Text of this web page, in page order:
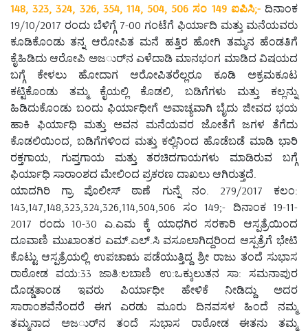
148, 323, 324, 326, 354, 114, 504, 506 ಸಂ 149 ಐಪಿಸಿ;- ದಿನಾಂಕ
19/10/2017 ರಂದು ಬೆಳಿಗ್ಗೆ 7-00 ಗಂಟೆಗೆ ಫಿರ್ಯಾದಿ ಮತ್ತು ಮನೆಯವರು
ಕೂಡಿಕೊಂಡು ತನ್ನ ಆರೋಪಿತ ಮನೆ ಹತ್ತಿರ ಹೋಗಿ ತಮ್ಮನ ಹೆಂಡತಿಗೆ
ಕೈಹಿಡಿದು ಆರೋಪಿ ಅಜರ್ುನ ಎಳೆದಾಡಿ ಮಾನಭಂಗ ಮಾಡಿದ ವಿಷಯದ
ಬಗ್ಗೆ ಕೇಳಲು ಹೋದಾಗ ಆರೋಪಿತರೆಲ್ಲರೂ ಕೂಡಿ ಅಕ್ರಮಕೂಟ
ಕಟ್ಟಿಕೊಂಡು ತಮ್ಮ ಕೈಯಲ್ಲಿ ಕೊಡಲಿ, ಬಡಿಗೆಗಳು ಮತ್ತು ಕಲ್ಲನ್ನು
ಹಿಡಿದುಕೊಂಡು ಬಂದು ಫಿರ್ಯಾಧೀಗೆ ಅವಾಚ್ಯವಾಗಿ ಬೈದು ಜೀವದ ಭಯ
ಹಾಕಿ ಫಿರ್ಯಾಧಿ ಮತ್ತು ಅವನ ಮನೆಯವರ ಜೋತೆಗೆ ಜಗಳ ತೆಗೆದು
ಕೊಡಲಿಯಿಂದ, ಬಡಿಗೆಗಳಿಂದ ಮತ್ತು ಕಲ್ಲಿನಿಂದ ಹೊಡೆಬಡೆ ಮಾಡಿ ಭಾರಿ
ರಕ್ತಗಾಯ, ಗುಪ್ತಗಾಯ ಮತ್ತು ತರಚಿದಗಾಯಗಳು ಮಾಡಿರುವ ಬಗ್ಗೆ
ಫಿರ್ಯಾಧಿ ಸಾರಾಂಶದ ಮೇಲಿಂದ ಪ್ರಕರಣ ದಾಖಲು ಆಗಿರುತ್ತದೆ.
ಯಾದಗಿರಿ ಗ್ರಾ ಪೊಲೀಸ್ ಠಾಣೆ ಗುನ್ನೆ ನಂ. 279/2017 ಕಲಂ:
143,147,148,323,324,326,114,504,506 ಸಂ 149;- ದಿನಾಂಕ 19-11-
2017 ರಂದು 10-30 ಎ.ಎಮ ಕ್ಕೆ ಯಾಧಗಿರ ಸರಕಾರಿ ಆಸ್ಪತ್ರೆಯಿಂದ
ದೂವಾಣಿ ಮುಖಾಂತರ ಎಮ್.ಎಲ್.ಸಿ ವಸೂಲಾಗಿದ್ದರಿಂದ ಆಸ್ಪತ್ರೆಗೆ ಭೇಟಿ
ಕೊಟ್ಟು ಆಸ್ಪತ್ರೆಯಲ್ಲಿ ಉಪಚಾಋ ಪಡೆಯುತ್ತಿದ್ದ ಶ್ರೀ ರಾಜು ತಂದೆ ಸುಭಾಸ
ರಾಠೋಡ ವಯ:33 ಜಾತಿ:ಲಬಾಣಿ ಉ:ಒಕ್ಕುಲುತನ ಸಾ: ಸಮನಾಪುರ
ದೊಡ್ಡತಾಂಡ ಇವರು ಪಿರ್ಯಾಧೀ ಹೇಳಿಕೆ ನೀಡಿದ್ದು ಅದರ
ಸಾರಾಂಶವೆನೆಂದರೆ ಈಗ ಎರಡು ಮೂರು ದಿನವಸಳ ಹಿಂದೆ ನಮ್ಮ
ತಮ್ಮನಾದ ಅಜರ್ುನ ತಂದೆ ಸುಭಾಸ ರಾಠೋಡ ಈತನು ತಮ್ಮ